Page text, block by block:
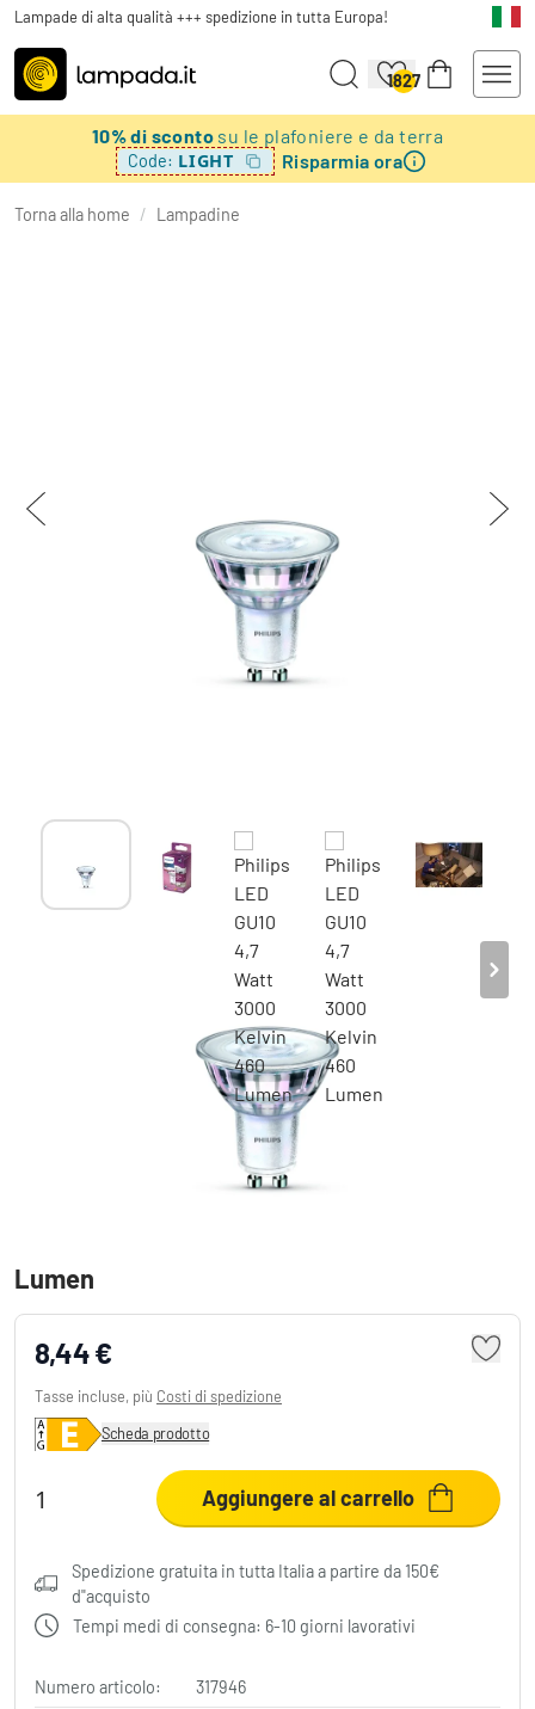
Lampade di alta qualità +++ spedizione in tutta Europa!
1827
10% di sconto su le plafoniere e da terra
Code: LIGHT Risparmia ora
Torna alla home / Lampadine
Lumen
8,44 €
Tasse incluse, più Costi di spedizione
Scheda prodotto
Aggiungere al carrello
Spedizione gratuita in tutta Italia a partire da 150€
d"acquisto
Tempi medi di consegna: 6-10 giorni lavorativi
Numero articolo:
317946